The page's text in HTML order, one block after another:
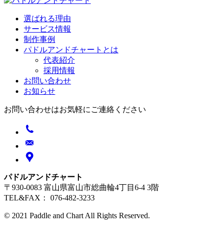
選ばれる理由
サービス情報
制作事例
パドルアンドチャートとは
代表紹介
採用情報
お問い合わせ
お知らせ
お問い合わせはお気軽にご連絡ください
パドルアンドチャート
〒930-0083 富山県富山市総曲輪4丁目6-4 3階
TEL&FAX： 076-482-3233
© 2021 Paddle and Chart All Rights Reserved.